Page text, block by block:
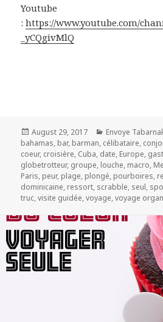
Youtube
:https://www.youtube.com/
_yCQgivMlQ
Posted
on
August 29, 2017 Categories
Envoye
bahamas, bar, barman, célibataire,
coeur, croisière, Cuba, date, Europe,
globetrotteur, groupe, louche, macro,
Paris, peur, plage, plongé, pourboires,
dominicaine, ressort, scrabble, seul,
truc,visite guidée,voyage,voyage